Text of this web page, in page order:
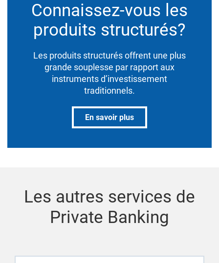
Connaissez-vous les
produits structurés?
Les produits structurés offrent une plus
grande souplesse par rapport aux
instruments d’investissement
traditionnels.
En savoir plus
Les autres services de
Private Banking